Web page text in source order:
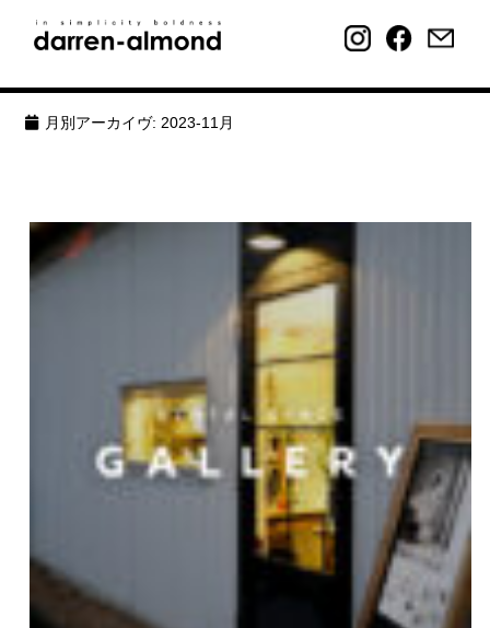
月別アーカイヴ:2023-11月